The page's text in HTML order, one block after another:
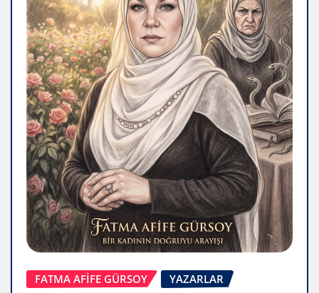
FATMA AFİFE GÜRSOY YAZARLAR